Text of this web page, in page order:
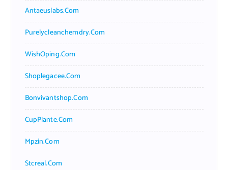
Antaeuslabs.com
Purelycleanchemdry.com
WishOping.com
Shoplegacee.com
Bonvivantshop.com
CupPlante.com
Mpzin.com
Stcreal.com